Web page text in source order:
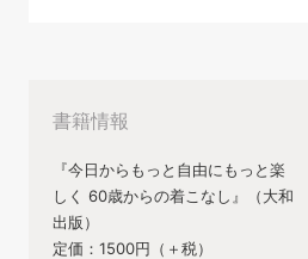
書籍情報
『今日からもっと自由にもっと楽
しく 60歳からの着こなし』（大和
出版）
定価：1500円（＋税）